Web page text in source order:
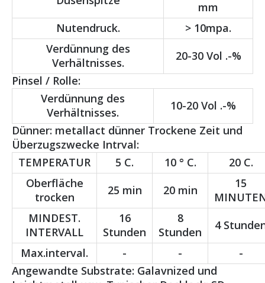
mm
Nutendruck.
> 10mpa.
Verdünnung des
Verhältnisses.
20-30 Vol .-%
Pinsel / Rolle:
Verdünnung des
Verhältnisses.
10-20 Vol .-%
Dünner: metallact dünner Trockene Zeit und
Überzugszwecke Intrval:
TEMPERATUR
5 C. 10 ° C.
20 C.
Oberfläche
trocken
25 min 20 min
15
MINDEST.
INTERVALL
16
Stunden
8
Stunden
4
Max.interval.
- -
-
Angewandte Substrate: Galavnized und